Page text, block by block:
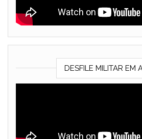
DESFILE MILITAR EM